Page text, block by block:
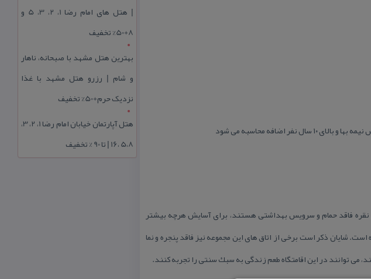
نقره فاقد حمام و سرویس بهداشتی هستند، برای آسایش هرچه بیشتر
شایان ذكر است برخی از اتاق های این مجموعه نیز فاقد پنجره و نما
توانند در این اقامتگاه طعم زندگی به سبك سنتی را تجربه كنند.
| هتل‌ های امام رضا 1، 2، 3، 5 و
8+50% تخفیف
بهترین هتل مشهد با صبحانه، ناهار
و شام | رزرو هتل مشهد با غذا
نزدیک حرم+50% تخفیف
هتل آپارتمان خیابان امام رضا 1، 2، 3،
5،8 ،16 | تا 90 % تخفیف